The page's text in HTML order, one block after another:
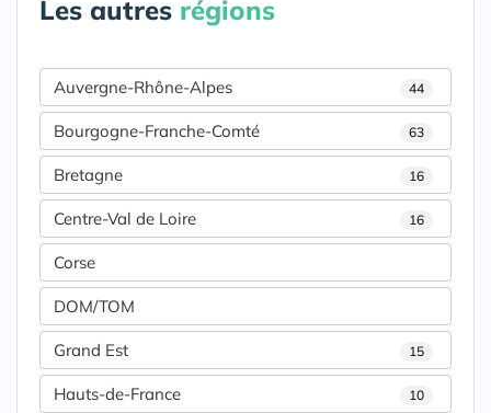
Les autres régions
Auvergne-Rhône-Alpes 44
Bourgogne-Franche-Comté 63
Bretagne 16
Centre-Val de Loire 16
Corse
DOM/TOM
Grand Est 15
Hauts-de-France 10